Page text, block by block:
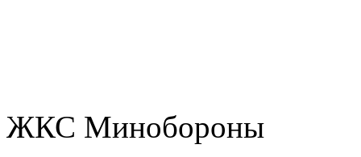
ЖКС Минобороны